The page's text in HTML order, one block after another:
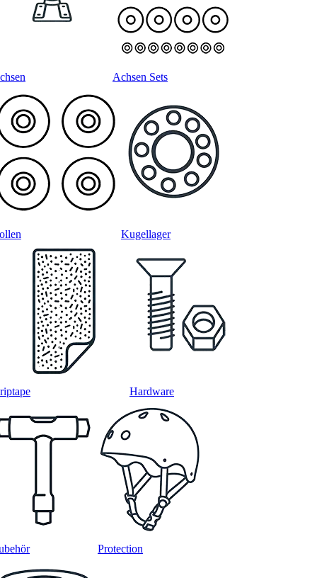
Achsen Sets
Kugellager
Hardware
Protection